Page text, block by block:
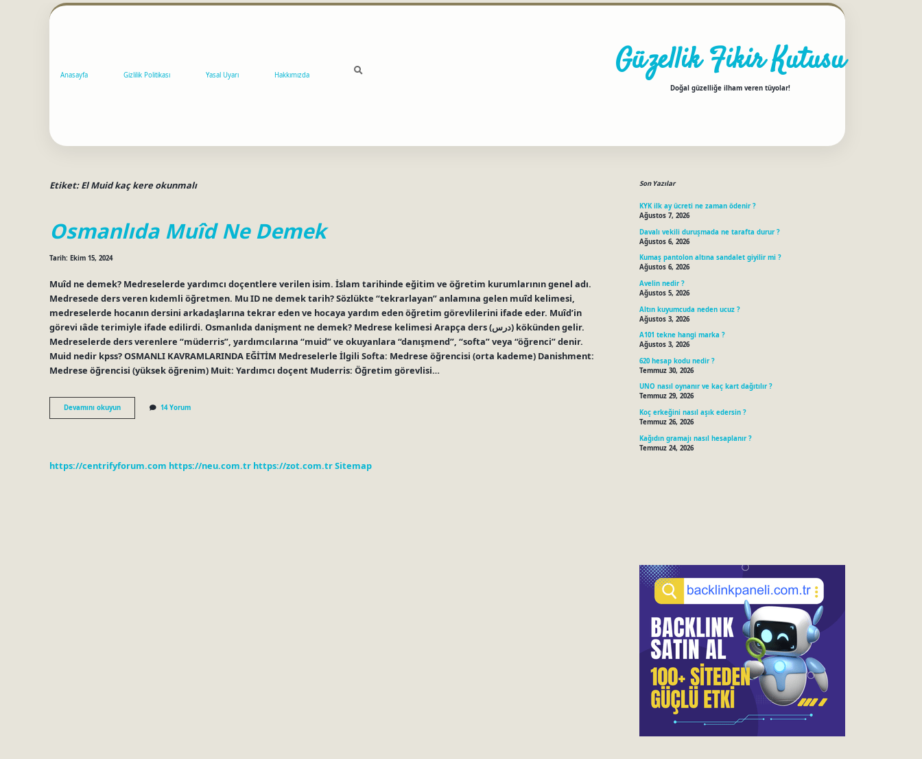
Anasayfa Gizlilik Politikası Yasal Uyarı Hakkımızda Güzellik Fikir Kutusu
Doğal güzelliğe ilham veren tüyolar!
Etiket:El Muid kaç kere okunmalı
Osmanlıda Muîd Ne Demek
Tarih: Ekim 15, 2024
Muîd ne demek? Medreselerde yardımcı doçentlere verilen isim. İslam tarihinde eğitim ve öğretim kurumlarının genel adı.
Medresede ders veren kıdemli öğretmen. Mu ID ne demek tarih? Sözlükte “tekrarlayan” anlamına gelen muîd kelimesi,
medreselerde hocanın dersini arkadaşlarına tekrar eden ve hocaya yardım eden öğretim görevlilerini ifade eder. Muîd’in
görevi ıâde terimiyle ifade edilirdi. Osmanlıda danişment ne demek? Medrese kelimesi Arapça ders (درس) kökünden gelir.
Medreselerde ders verenlere “müderris”, yardımcılarına “muid” ve okuyanlara “danışmend”, “softa” veya “öğrenci” denir.
Muid nedir kpss? OSMANLI KAVRAMLARINDA EĞİTİM Medreselerle İlgili Softa: Medrese öğrencisi (orta kademe) Danishment:
Medrese öğrencisi (yüksek öğrenim) Muit: Yardımcı doçent Muderris: Öğretim görevlisi…
Devamını okuyunOsmanlıda
Muîd
14 Yorum
https://centrifyforum.com https://neu.com.tr https://zot.com.trSitemap
Son Yazılar
KYK ilk ay ücreti ne zaman ödenir ?
Ağustos 7, 2026
Davalı vekili duruşmada ne tarafta durur ?
Ağustos 6, 2026
Kumaş pantolon altına sandalet giyilir mi ?
Ağustos 6, 2026
Avelin nedir ?
Ağustos 5, 2026
Altın kuyumcuda neden ucuz ?
Ağustos 3, 2026
A101 tekne hangi marka ?
Ağustos 3, 2026
620 hesap kodu nedir ?
Temmuz 30, 2026
UNO nasıl oynanır ve kaç kart dağıtılır ?
Temmuz 29, 2026
Koç erkeğini nasıl aşık edersin ?
Temmuz 26, 2026
Kağıdın gramajı nasıl hesaplanır ?
Temmuz 24, 2026